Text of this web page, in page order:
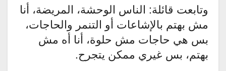
وتابعت قائلة: الناس الوحشة، المريضة، أنا
مش بهتم بالإشاعات أو التنمر والحاجات،
بس هي حاجات مش حلوة، أنا أه مش
بهتم، بس غيري ممكن يتجرح.